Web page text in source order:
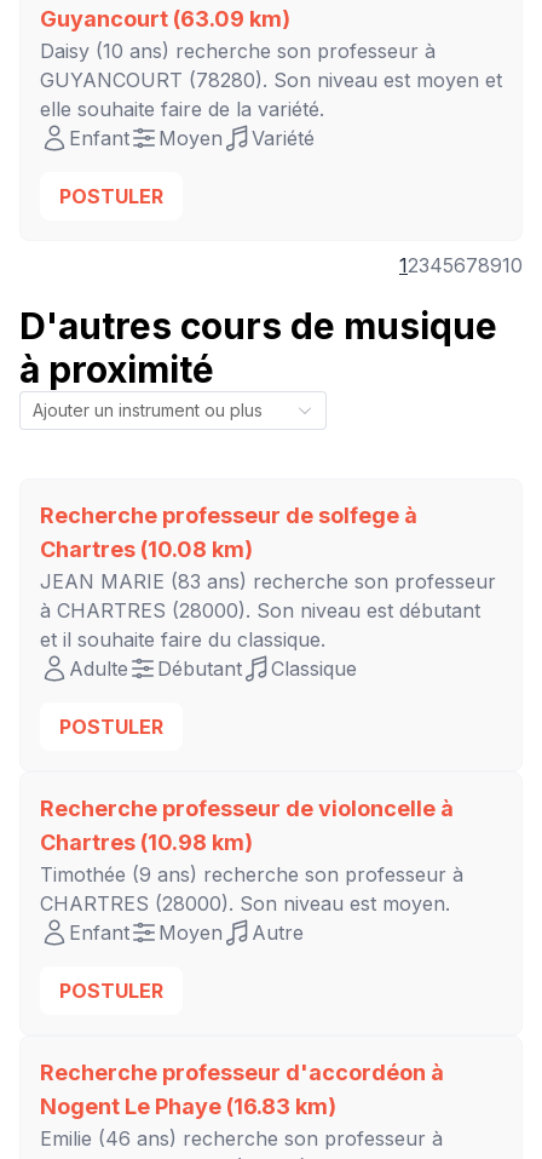
Guyancourt (63.09 km)
Daisy (10 ans) recherche son professeur à
GUYANCOURT (78280). Son niveau est moyen et
elle souhaite faire de la variété.
Enfant
Moyen Variété
POSTULER
12345678910
D'autres cours de musique
à proximité
Recherche professeur de solfege à
Chartres (10.08 km)
JEAN MARIE (83 ans) recherche son professeur
à CHARTRES (28000). Son niveau est débutant
et il souhaite faire du classique.
Adulte
Débutant Classique
POSTULER
Recherche professeur de violoncelle à
Chartres (10.98 km)
Timothée (9 ans) recherche son professeur à
CHARTRES (28000). Son niveau est moyen.
Enfant
Moyen Autre
POSTULER
Recherche professeur d'accordéon à
Nogent Le Phaye (16.83 km)
Emilie (46 ans) recherche son professeur à